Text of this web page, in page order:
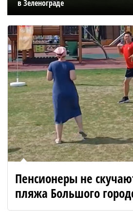
в Зеленограде
Пенсионеры не
пляжа Большого